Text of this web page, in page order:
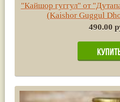
"Кайшор гуггул" от
(Kaishor Guggul
490.00